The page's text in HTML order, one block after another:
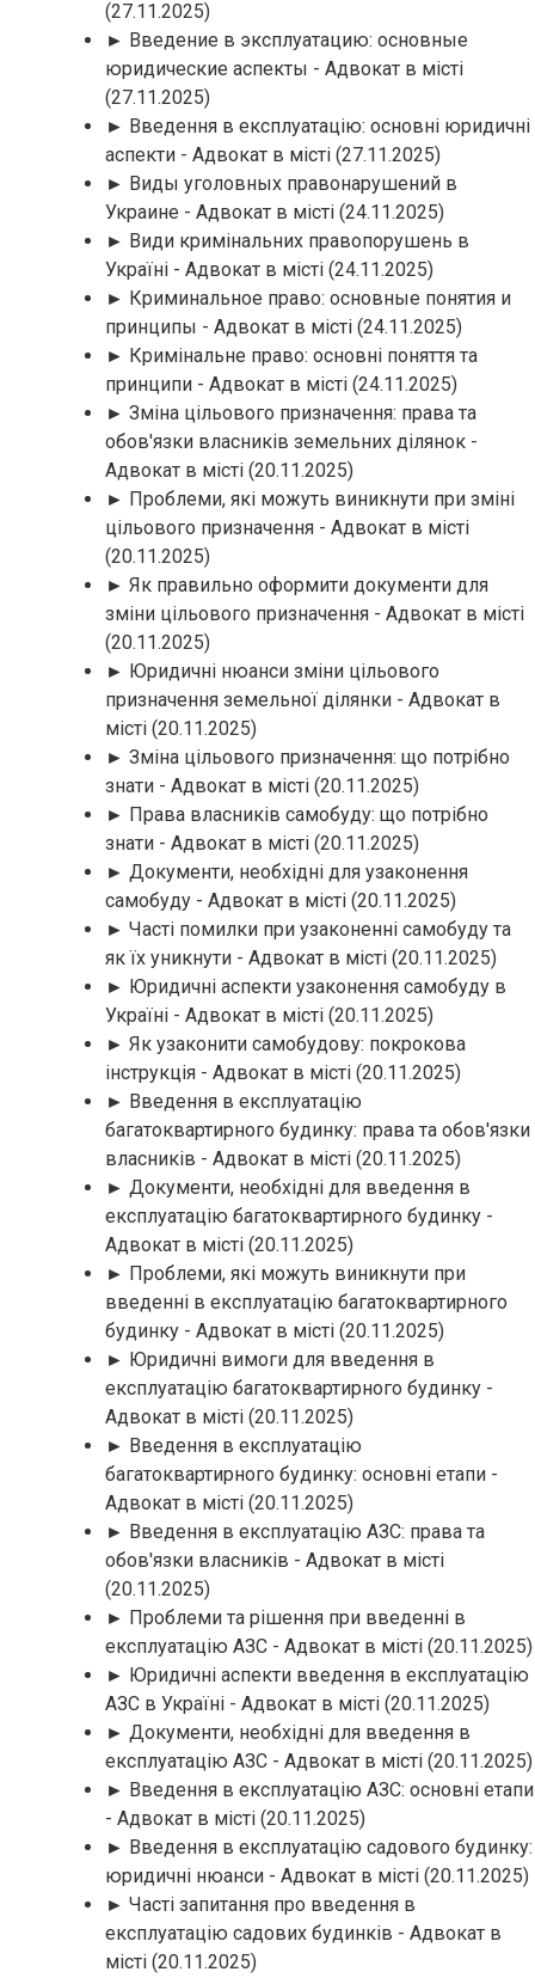
(27.11.2025)
► Введение в эксплуатацию: основные
юридические аспекты - Адвокат в місті
(27.11.2025)
► Введення в експлуатацію: основні юридичні
аспекти - Адвокат в місті (27.11.2025)
► Виды уголовных правонарушений в
Украине - Адвокат в місті (24.11.2025)
► Види кримінальних правопорушень в
Україні - Адвокат в місті (24.11.2025)
► Криминальное право: основные понятия и
принципы - Адвокат в місті (24.11.2025)
► Кримінальне право: основні поняття та
принципи - Адвокат в місті (24.11.2025)
► Зміна цільового призначення: права та
обов'язки власників земельних ділянок -
Адвокат в місті (20.11.2025)
► Проблеми, які можуть виникнути при зміні
цільового призначення - Адвокат в місті
(20.11.2025)
► Як правильно оформити документи для
зміни цільового призначення - Адвокат в місті
(20.11.2025)
► Юридичні нюанси зміни цільового
призначення земельної ділянки - Адвокат в
місті (20.11.2025)
► Зміна цільового призначення: що потрібно
знати - Адвокат в місті (20.11.2025)
► Права власників самобуду: що потрібно
знати - Адвокат в місті (20.11.2025)
► Документи, необхідні для узаконення
самобуду - Адвокат в місті (20.11.2025)
► Часті помилки при узаконенні самобуду та
як їх уникнути - Адвокат в місті (20.11.2025)
► Юридичні аспекти узаконення самобуду в
Україні - Адвокат в місті (20.11.2025)
► Як узаконити самобудову: покрокова
інструкція - Адвокат в місті (20.11.2025)
► Введення в експлуатацію
багатоквартирного будинку: права та обов'язки
власників - Адвокат в місті (20.11.2025)
► Документи, необхідні для введення в
експлуатацію багатоквартирного будинку -
Адвокат в місті (20.11.2025)
► Проблеми, які можуть виникнути при
введенні в експлуатацію багатоквартирного
будинку - Адвокат в місті (20.11.2025)
► Юридичні вимоги для введення в
експлуатацію багатоквартирного будинку -
Адвокат в місті (20.11.2025)
► Введення в експлуатацію
багатоквартирного будинку: основні етапи -
Адвокат в місті (20.11.2025)
► Введення в експлуатацію АЗС: права та
обов'язки власників - Адвокат в місті
(20.11.2025)
► Проблеми та рішення при введенні в
експлуатацію АЗС - Адвокат в місті (20.11.2025)
► Юридичні аспекти введення в експлуатацію
АЗС в Україні - Адвокат в місті (20.11.2025)
► Документи, необхідні для введення в
експлуатацію АЗС - Адвокат в місті (20.11.2025)
► Введення в експлуатацію АЗС: основні етапи
- Адвокат в місті (20.11.2025)
► Введення в експлуатацію садового будинку:
юридичні нюанси - Адвокат в місті (20.11.2025)
► Часті запитання про введення в
експлуатацію садових будинків - Адвокат в
місті (20.11.2025)